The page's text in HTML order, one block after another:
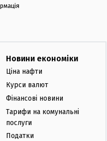
Новини економіки
Ціна нафти
Курси валют
Фінансові новини
Тарифи на комунальні
послуги
Податки